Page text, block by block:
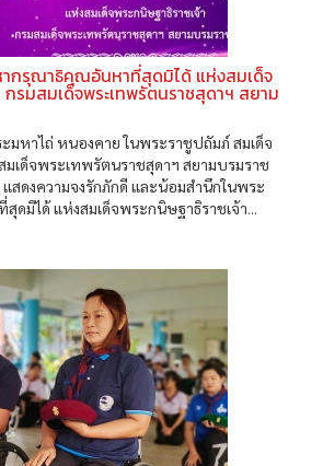
ากรุณาธิคุณอันหาที่สุดมิได้ แห่งสมเด็จ
กรมสมเด็จพระเทพรัตนราชสุดาฯ สยาม
มหาไถ่ หนองคาย ในพระราชูปถัมภ์ สมเด็จ
มเด็จพระเทพรัตนราชสุดาฯ สยามบรมราช
แสดงความจงรักภักดี และน้อมสำนึกในพระ
มิได้ แห่งสมเด็จพระกนิษฐาธิราชเจ้า...